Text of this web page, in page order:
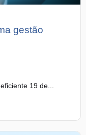
gestão
19 de...